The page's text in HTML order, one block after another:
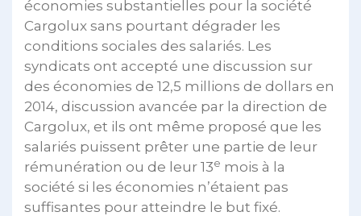
économies substantielles pour la société
Cargolux sans pourtant dégrader les
conditions sociales des salariés. Les
syndicats ont accepté une discussion sur
des économies de 12,5 millions de dollars en
2014, discussion avancée par la direction de
Cargolux, et ils ont même proposé que les
salariés puissent prêter une partie de leur
rémunération ou de leur 13e mois à la
société si les économies n’étaient pas
suffisantes pour atteindre le but fixé.